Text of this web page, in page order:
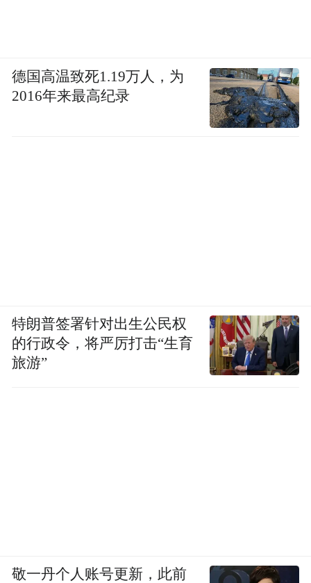
德国高温致死1.19万人，为
2016年来最高纪录
特朗普签署针对出生公民权
的行政令，将严厉打击“生育
旅游”
敬一丹个人账号更新，此前